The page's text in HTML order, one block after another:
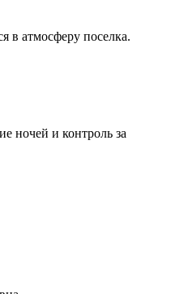
в атмосферу поселка.
ночей и контроль за